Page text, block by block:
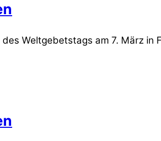
Weltgebetstags am 7. März in